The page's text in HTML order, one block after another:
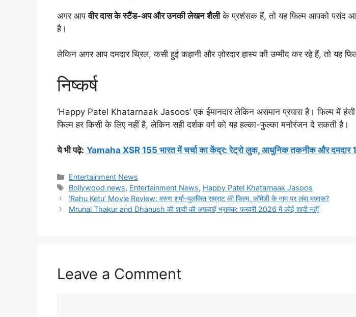
अगर आपवीर दास के स्टैंड-अप और उनकी लेखन शैलीके प्रशंसक हैं, तो यह फिल्म आपको पसंद आ
है।
लेकिन अगर आप दमदार थ्रिल, कसी हुई कहानी और ज़ोरदार हास्य की उम्मीद कर रहे हैं, तो यह
निष्कर्ष
‘Happy Patel Khatarnaak Jasoos’ एक ईमानदार लेकिन असमान प्रयास है। फिल्म में
फिल्म हर किसी के लिए नहीं है, लेकिन सही दर्शक वर्ग को यह हल्का-फुल्का मनोरंजन दे सकती है।
ये भी पढ़े: Yamaha XSR 155 भारत में चर्चा का केंद्र: रेट्रो लुक, आधुनिक तकनीक और
Categories
Entertainment News
Tags
Bollywood news, Entertainment News, Happy Patel Khatarnaak Jasoos
‘Rahu Ketu’ Movie Review: वरुण शर्मा–पुलकित सम्राट की फिल्म, कॉमेडी के नाम पर लंबा मज़ाक?
Mrunal Thakur and Dhanush की शादी की अफवाहें भ्रामक: फरवरी 2026 में कोई शादी नहीं
Leave a Comment